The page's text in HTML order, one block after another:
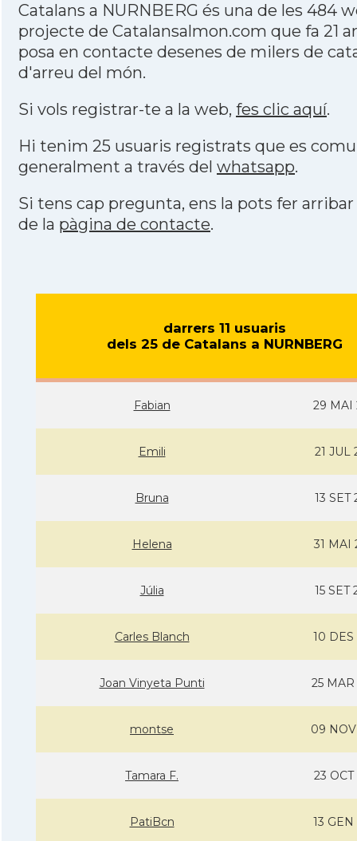
Catalans a NURNBERG és una de les 484
projecte de Catalansalmon.com que fa 21
posa en contacte desenes de milers de
d'arreu del món.
Si vols registrar-te a la web, fes clic aquí.
Hi tenim 25 usuaris registrats que es
generalment a través del whatsapp.
Si tens cap pregunta, ens la pots fer arribar
de la pàgina de contacte.
darrers 11 usuaris
dels 25 de Catalans a NURNBERG
Fabian 29 MAI
Emili 21 JUL
Bruna 13 SET
Helena 31 MAI
Júlia 15 SET
Carles Blanch 10 DES
Joan Vinyeta Punti 25 MAR
montse 09 NOV
Tamara F. 23 OCT
PatiBcn 13 GEN